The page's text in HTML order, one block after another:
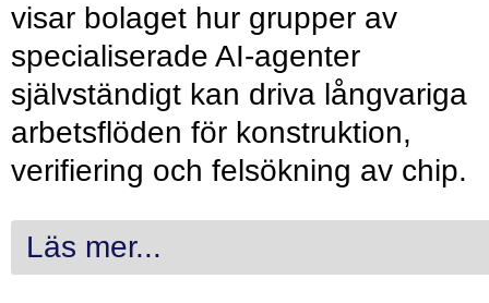
visar bolaget hur grupper av
specialiserade AI-agenter
självständigt kan driva långvariga
arbetsflöden för konstruktion,
verifiering och felsökning av chip.
Läs mer...